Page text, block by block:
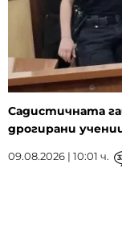
Садистичната
дрогирани
09.08.2026 | 10:01 ч.